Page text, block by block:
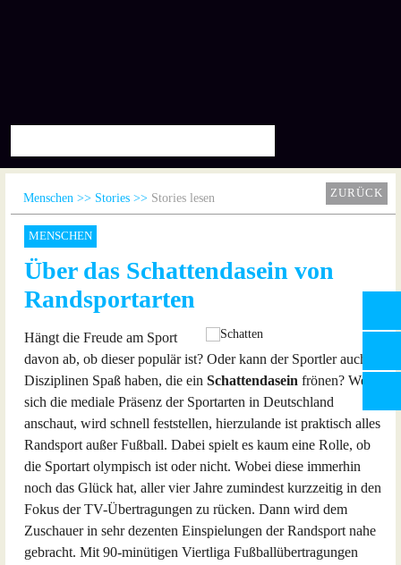
ZURÜCK
Menschen Stories Stories lesen
MENSCHEN
Über das Schattendasein von
Randsportarten
Hängt die Freude am Sport
davon ab, ob dieser populär ist? Oder kann der Sportler auch in
Disziplinen Spaß haben, die ein Schattendasein frönen? Wer
sich die mediale Präsenz der Sportarten in Deutschland
anschaut, wird schnell feststellen, hierzulande ist praktisch alles
Randsport außer Fußball. Dabei spielt es kaum eine Rolle, ob
die Sportart olympisch ist oder nicht. Wobei diese immerhin
noch das Glück hat, aller vier Jahre zumindest kurzzeitig in den
Fokus der TV-Übertragungen zu rücken. Dann wird dem
Zuschauer in sehr dezenten Einspielungen der Randsport nahe
gebracht. Mit 90-minütigen Viertliga Fußballübertragungen